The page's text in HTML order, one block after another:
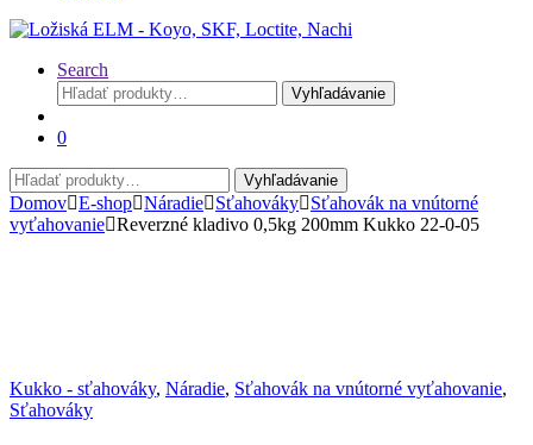
Search
Hľadať:
Vyhľadávanie
0
Hľadať:
Vyhľadávanie
Domov E-shop Náradie Sťahováky
Sťahovák na vnútorné
vyťahovanie Reverzné kladivo 0,5kg 200mm Kukko 22-0-05
Kukko - sťahováky, Náradie, Sťahovák na vnútorné vyťahovanie,
Sťahováky